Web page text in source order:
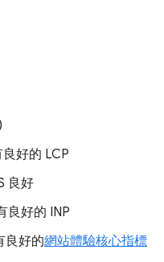
)
良好的 LCP
良好
良好的 INP
良好的網站體驗核心指標